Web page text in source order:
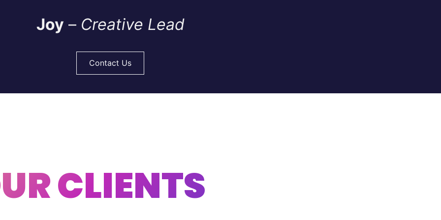
Joy – Creative Lead
Contact Us
CLIENTS